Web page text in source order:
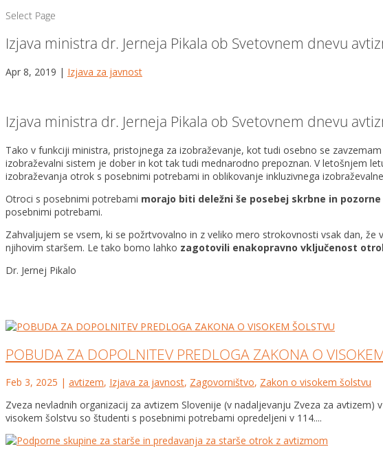
Select Page
Izjava ministra dr. Jerneja Pikala ob Svetovnem dnevu
Apr 8, 2019 | Izjava za javnost
Izjava ministra dr. Jerneja Pikala ob Svetovnem dnevu
Tako v funkciji ministra, pristojnega za izobraževanje, kot tudi osebno se zavzemam
izobraževalni sistem je dober in kot tak tudi mednarodno prepoznan. V letošnjem
izobraževanja otrok s posebnimi potrebami in oblikovanje inkluzivnega
Otroci s posebnimi potrebami morajo biti deležni še posebej skrbne in
posebnimi potrebami.
Zahvaljujem se vsem, ki se požrtvovalno in z veliko mero strokovnosti vsak dan,
njihovim staršem. Le tako bomo lahko zagotovili enakopravno vključenost
Dr. Jernej Pikalo
POBUDA ZA DOPOLNITEV PREDLOGA ZAKONA O
Feb 3, 2025 | avtizem, Izjava za javnost, Zagovorništvo, Zakon o visokem šolstvu
Zveza nevladnih organizacij za avtizem Slovenije (v nadaljevanju Zveza za
visokem šolstvu so študenti s posebnimi potrebami opredeljeni v 114....